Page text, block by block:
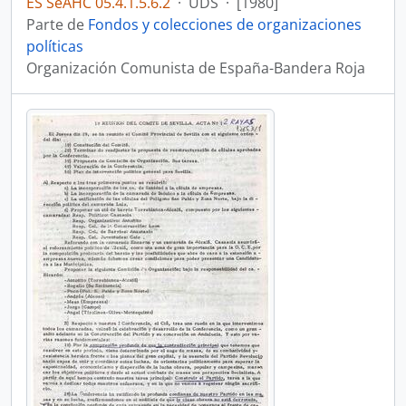
Parte de Fondos y colecciones de organizaciones
políticas
Organización Comunista de España-Bandera Roja